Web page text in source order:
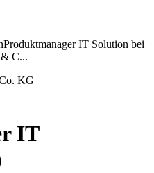
Produktmanager IT Solution bei
C...
KG
IT